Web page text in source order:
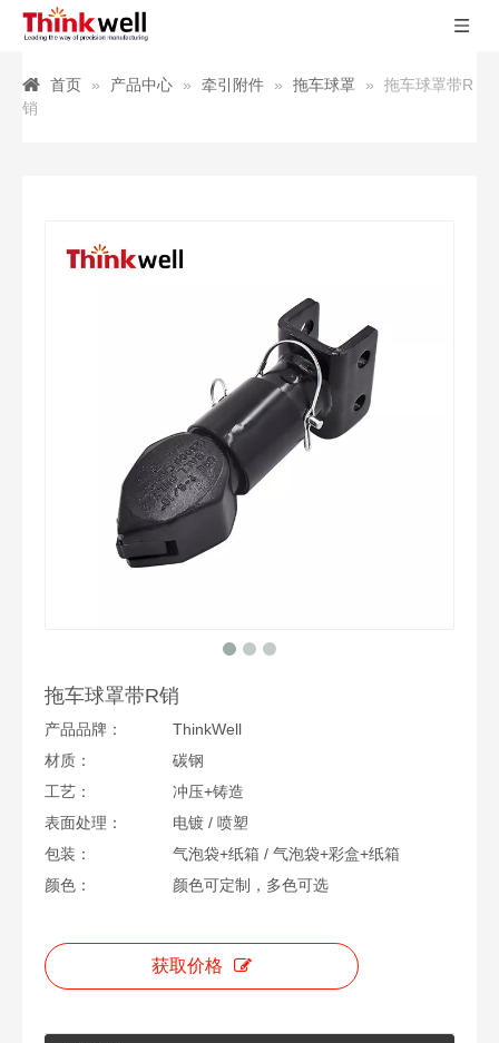
首页 » 产品中心 » 牵引附件 » 拖车球罩 »
拖车球罩带R
销
拖车球罩带R销
产品品牌：
ThinkWell
材质：
碳钢
工艺：
冲压+铸造
表面处理：
电镀 / 喷塑
包装：
气泡袋+纸箱 / 气泡袋+彩盒+纸箱
颜色：
颜色可定制，多色可选
获取价格